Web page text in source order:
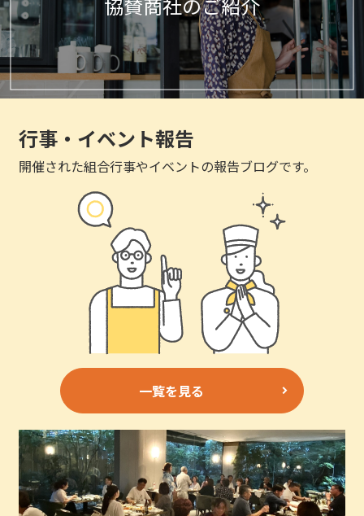
行事・イベント報告
開催された組合行事やイベントの報告ブログです。
一覧を見る